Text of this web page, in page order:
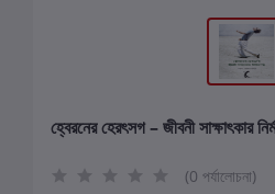
হ্বেরনের হেরৎসগ – জীবনী সাক্ষাৎকার
(0 পর্যালোচনা)